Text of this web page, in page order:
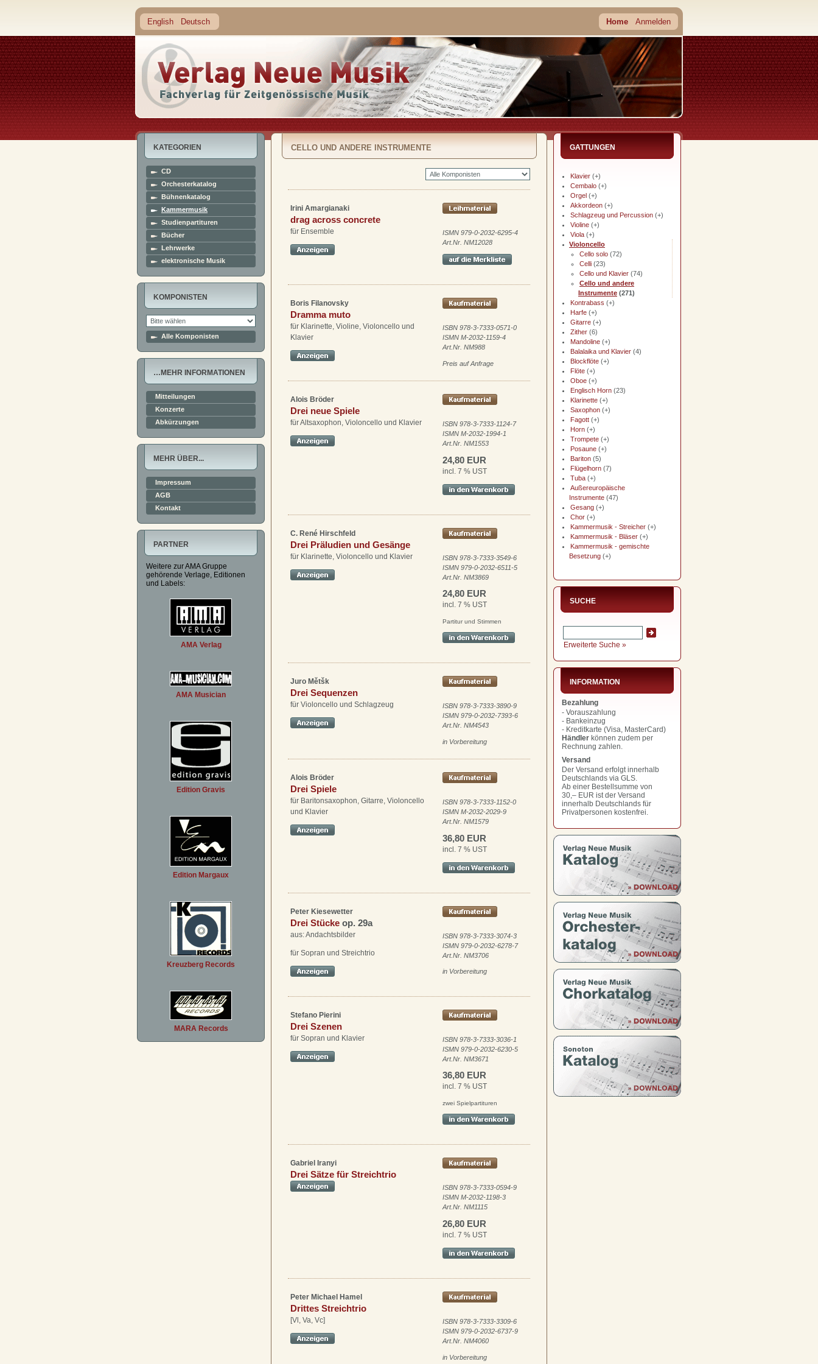
English Deutsch Home Anmelden
KATEGORIEN
CD
Orchesterkatalog
Bühnenkatalog
Kammermusik
Studienpartituren
Bücher
Lehrwerke
elektronische Musik
KOMPONISTEN
Alle Komponisten
…MEHR INFORMATIONEN
Mitteilungen
Konzerte
Abkürzungen
MEHR ÜBER...
Impressum
AGB
Kontakt
PARTNER
Weitere zur AMA Gruppe
gehörende Verlage, Editionen
und Labels:
AMA Verlag
AMA Musician
Edition Gravis
Edition Margaux
Kreuzberg Records
MARA Records
GATTUNGEN
Klavier (+)
Cembalo (+)
Orgel (+)
Akkordeon (+)
Schlagzeug und Percussion (+)
Violine (+)
Viola (+)
Violoncello
Cello solo (72)
Celli (23)
Cello und Klavier (74)
Cello und andere
Instrumente (271)
Kontrabass (+)
Harfe (+)
Gitarre (+)
Zither (6)
Mandoline (+)
Balalaika und Klavier (4)
Blockflöte (+)
Flöte (+)
Oboe (+)
Englisch Horn (23)
Klarinette (+)
Saxophon (+)
Fagott (+)
Horn (+)
Trompete (+)
Posaune (+)
Bariton (5)
Flügelhorn (7)
Tuba (+)
Außereuropäische
Instrumente (47)
Gesang (+)
Chor (+)
Kammermusik - Streicher (+)
Kammermusik - Bläser (+)
Kammermusik - gemischte
Besetzung (+)
SUCHE
Erweiterte Suche »
INFORMATION
Bezahlung
- Vorauszahlung
- Bankeinzug
- Kreditkarte (Visa, MasterCard)
Händler können zudem per
Rechnung zahlen.
Versand
Der Versand erfolgt innerhalb
Deutschlands via GLS.
Ab einer Bestellsumme von
30,– EUR ist der Versand
innerhalb Deutschlands für
Privatpersonen kostenfrei.
CELLO UND ANDERE INSTRUMENTE
Irini Amargianaki
drag across concrete
für Ensemble
ISMN 979-0-2032-6295-4
Art.Nr. NM12028
Boris Filanovsky
Dramma muto
für Klarinette, Violine, Violoncello und
Klavier
ISBN 978-3-7333-0571-0
ISMN M-2032-1159-4
Art.Nr. NM988
Preis auf Anfrage
Alois Bröder
Drei neue Spiele
für Altsaxophon, Violoncello und Klavier
ISBN 978-3-7333-1124-7
ISMN M-2032-1994-1
Art.Nr. NM1553
24,80 EUR
incl. 7 % UST
C. René Hirschfeld
Drei Präludien und Gesänge
für Klarinette, Violoncello und Klavier
ISBN 978-3-7333-3549-6
ISMN 979-0-2032-6511-5
Art.Nr. NM3869
24,80 EUR
incl. 7 % UST
Partitur und Stimmen
Juro Mětšk
Drei Sequenzen
für Violoncello und Schlagzeug
ISBN 978-3-7333-3890-9
ISMN 979-0-2032-7393-6
Art.Nr. NM4543
in Vorbereitung
Alois Bröder
Drei Spiele
für Baritonsaxophon, Gitarre, Violoncello
und Klavier
ISBN 978-3-7333-1152-0
ISMN M-2032-2029-9
Art.Nr. NM1579
36,80 EUR
incl. 7 % UST
Peter Kiesewetter
Drei Stücke op. 29a
aus: Andachtsbilder
für Sopran und Streichtrio
ISBN 978-3-7333-3074-3
ISMN 979-0-2032-6278-7
Art.Nr. NM3706
in Vorbereitung
Stefano Pierini
Drei Szenen
für Sopran und Klavier
ISBN 978-3-7333-3036-1
ISMN 979-0-2032-6230-5
Art.Nr. NM3671
36,80 EUR
incl. 7 % UST
zwei Spielpartituren
Gabriel Iranyi
Drei Sätze für Streichtrio
ISBN 978-3-7333-0594-9
ISMN M-2032-1198-3
Art.Nr. NM1115
26,80 EUR
incl. 7 % UST
Peter Michael Hamel
Drittes Streichtrio
[Vl, Va, Vc]
ISBN 978-3-7333-3309-6
ISMN 979-0-2032-6737-9
Art.Nr. NM4060
in Vorbereitung